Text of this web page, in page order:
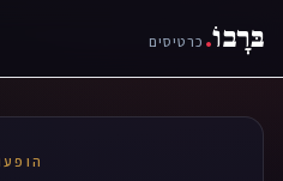
בּרָבוֹ. כרטיסים